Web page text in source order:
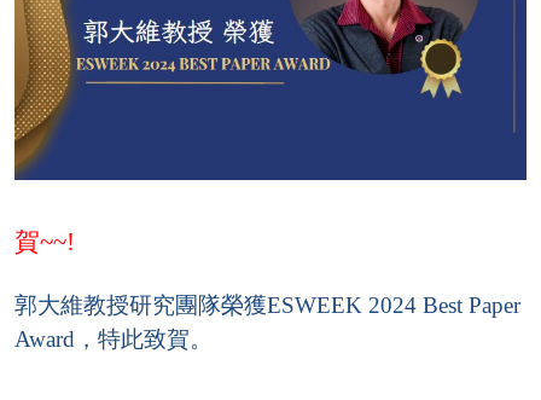
賀~~!
郭大維教授研究團隊榮獲ESWEEK 2024 Best Paper
Award ， 特此致賀。